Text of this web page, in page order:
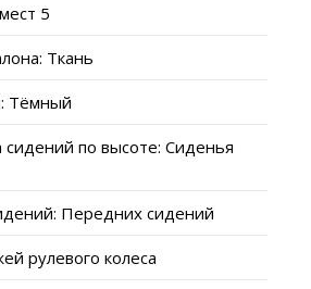
5
Ткань
Тёмный
сидений по высоте: Сиденья
Передних сидений
рулевого колеса